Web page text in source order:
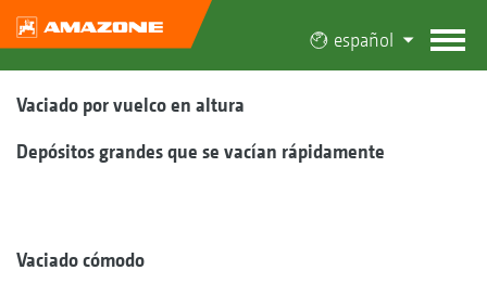
español
Vaciado por vuelco en altura
Depósitos grandes que se vacían rápidamente
Vaciado cómodo